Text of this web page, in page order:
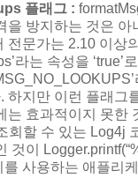
플래그 :
을 방지하는 것은 아
전문가는 2.10 이상
라는 속성을 ‘true’
하지만 이런 플래그
는 효과적이지 못한
회할 수 있는 Log4j
것이
사용하는 애플리